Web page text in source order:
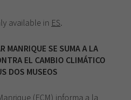
available in ES.
MANRIQUE SE SUMA A LA
EL CAMBIO CLIMÁTICO
DOS MUSEOS
(FCM) informa a la